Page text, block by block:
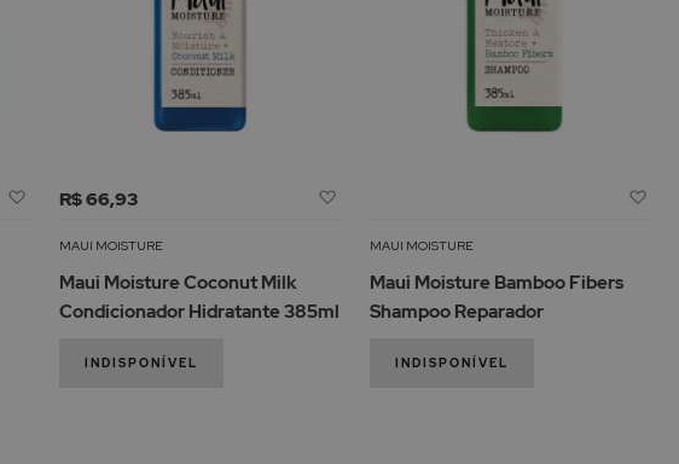
Adicionar
Lista
Desejos
R$ 66,93
Lista
Desejos
MAUI MOISTURE
Maui Moisture Coconut Milk
Condicionador Hidratante 385ml
INDISPONÍVEL
MAUI MOISTURE
Maui Moisture Bamboo Fibers
Shampoo Reparador
INDISPONÍVEL